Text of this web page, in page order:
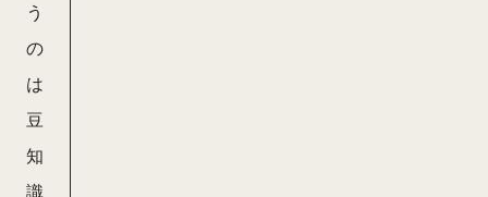
う
の
は
豆
知
識